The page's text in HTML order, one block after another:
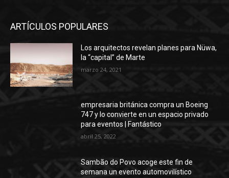
ARTÍCULOS POPULARES
Los arquitectos revelan planes para Nüwa,
la “capital” de Marte
marzo 24, 2021
empresaria británica compra un Boeing
747 y lo convierte en un espacio privado
para eventos | Fantástico
abril 25, 2022
Sambão do Povo acoge este fin de
semana un evento automovilístico